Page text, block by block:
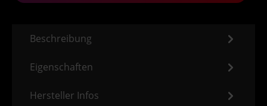
Beschreibung
Eigenschaften
Hersteller Infos